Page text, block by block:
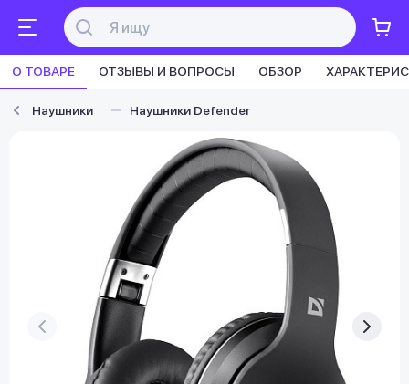
О ТОВАРЕ ОТЗЫВЫ И ВОПРОСЫ ОБЗОР
Наушники Наушники Defender